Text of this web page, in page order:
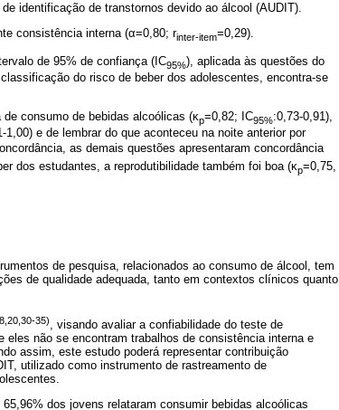
identificação de transtornos devido ao álcool (AUDIT).
consistência interna (α=0,80; rinter-item=0,29).
de 95% de confiança (IC95%), aplicada às questões do
do risco de beber dos adolescentes, encontra-se
consumo de bebidas alcoólicas (κp=0,82; IC95%:0,73-0,91),
1,00) e de lembrar do que aconteceu na noite anterior por
as demais questões apresentaram concordância
dos estudantes, a reprodutibilidade também foi boa (κp=0,75,
de pesquisa, relacionados ao consumo de álcool, tem
de qualidade adequada, tanto em contextos clínicos quanto
35)
, visando avaliar a confiabilidade do teste de
não se encontram trabalhos de consistência interna e
assim, este estudo poderá representar contribuição
utilizado como instrumento de rastreamento de
dos jovens relataram consumir bebidas alcoólicas